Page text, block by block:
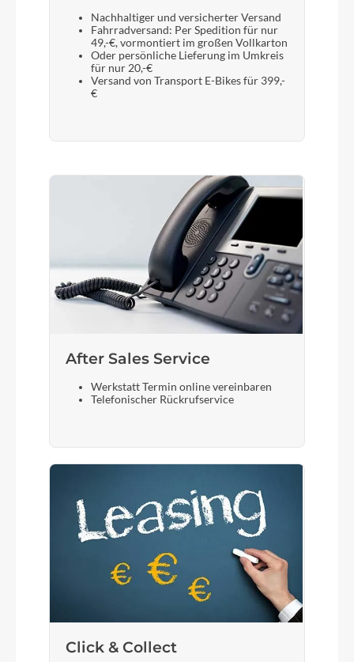
Nachhaltiger und versicherter Versand
Fahrradversand: Per Spedition für nur
49,-€, vormontiert im großen Vollkarton
Oder persönliche Lieferung im Umkreis
für nur 20,-€
Versand von Transport E-Bikes für 399,-
€
After Sales Service
Werkstatt Termin online vereinbaren
Telefonischer Rückrufservice
Click & Collect